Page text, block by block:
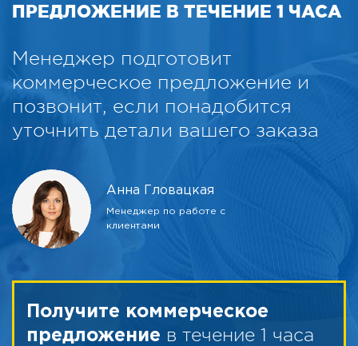
ПРЕДЛОЖЕНИЕ В ТЕЧЕНИЕ 1 ЧАСА
Менеджер подготовит
коммерческое предложение и
позвонит, если понадобится
уточнить детали вашего заказа
Анна Гловацкая
Менеджер по работе с
клиентами
Получите коммерческое
предложение в течение 1 часа